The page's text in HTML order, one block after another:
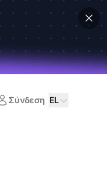
Σύνδεση EL